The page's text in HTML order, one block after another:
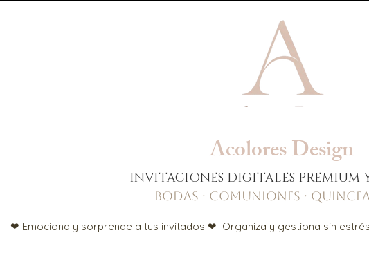
Acolores Design​​
INVITACIONES DIGITALES PREMIUM
BODAS · COMUNIONES ·
❤ Emociona y sorprende a tus invitados ❤ Organiza y gestiona sin